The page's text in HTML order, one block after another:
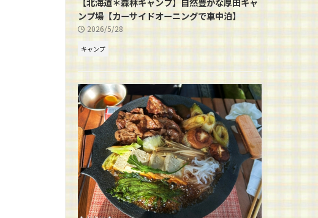
ンプ場【カーサイドオーニングで車中泊】
2026/5/28
キャンプ